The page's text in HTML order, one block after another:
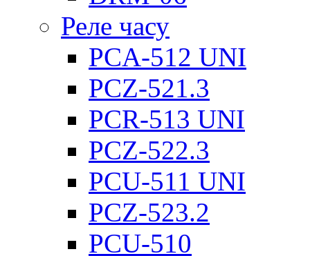
Реле часу
PCA-512 UNI
PCZ-521.3
PCR-513 UNI
PCZ-522.3
PCU-511 UNI
PCZ-523.2
PCU-510